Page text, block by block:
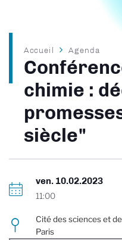
Fil
d'Ariane
Accueil Agenda
chimie :
siècle"
ven. 10.02.2023
11:00
Cité des sciences et
Paris